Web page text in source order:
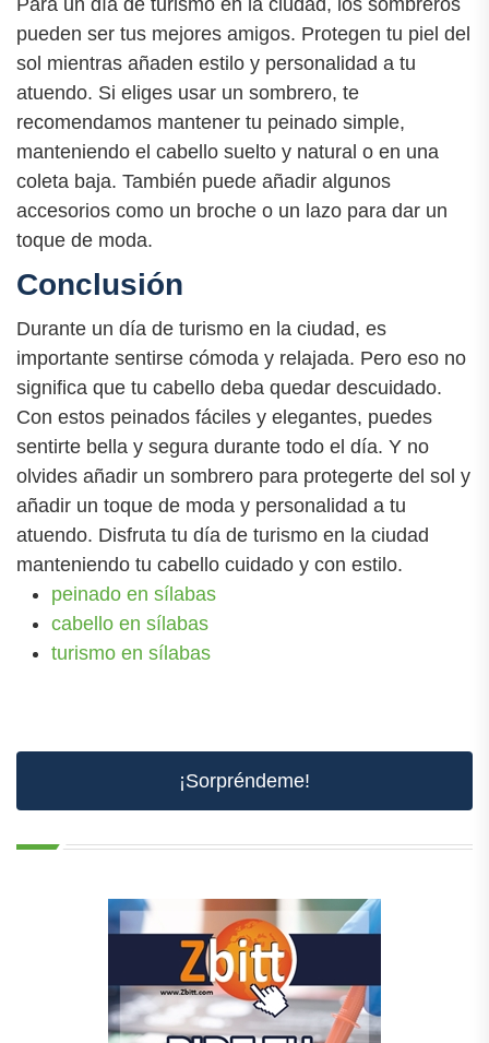
pueden ser tus mejores amigos. Protegen tu piel del
sol mientras añaden estilo y personalidad a tu
atuendo. Si eliges usar un sombrero, te
recomendamos mantener tu peinado simple,
manteniendo el cabello suelto y natural o en una
coleta baja. También puede añadir algunos
accesorios como un broche o un lazo para dar un
toque de moda.
Conclusión
Durante un día de turismo en la ciudad, es
importante sentirse cómoda y relajada. Pero eso no
significa que tu cabello deba quedar descuidado.
Con estos peinados fáciles y elegantes, puedes
sentirte bella y segura durante todo el día. Y no
olvides añadir un sombrero para protegerte del sol y
añadir un toque de moda y personalidad a tu
atuendo. Disfruta tu día de turismo en la ciudad
manteniendo tu cabello cuidado y con estilo.
peinado en sílabas
cabello en sílabas
turismo en sílabas
¡Sorpréndeme!